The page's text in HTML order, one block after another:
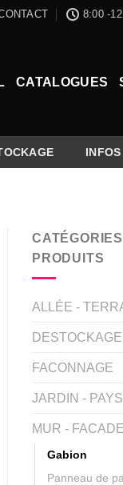
8:00 -
CATALOGUES
PRODUITS
ALLÉE -
DESTOCKAGE
FACONNAGE
JARDIN -
MUR - FACADE
Gabion
Panneau de